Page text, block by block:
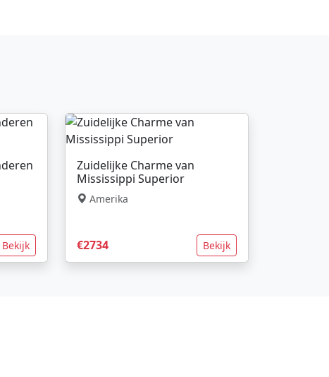
Bekijk
Zuidelijke Charme van
Mississippi Superior
Amerika
€2734 Bekijk